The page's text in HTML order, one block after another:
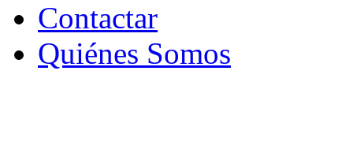
Contactar
Quiénes Somos